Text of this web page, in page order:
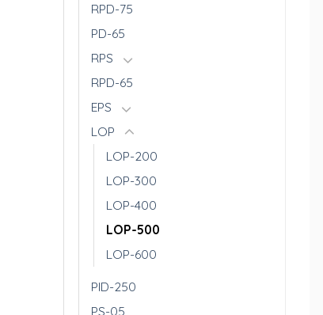
RPD-75
PD-65
RPS
RPD-65
EPS
LOP
LOP-200
LOP-300
LOP-400
LOP-500
LOP-600
PID-250
PS-05